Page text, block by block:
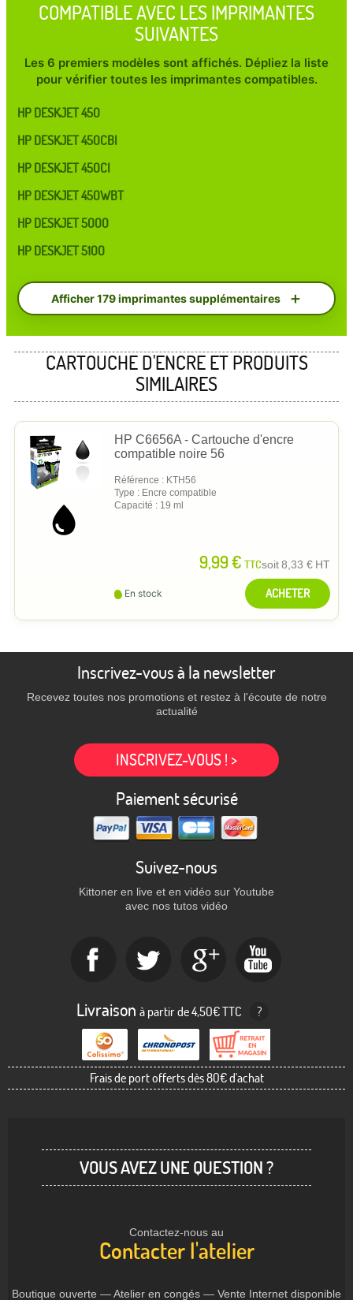
COMPATIBLE AVEC LES IMPRIMANTES
SUIVANTES
Les 6 premiers modèles sont affichés. Dépliez la liste
pour vérifier toutes les imprimantes compatibles.
HP DESKJET 450
HP DESKJET 450CBI
HP DESKJET 450CI
HP DESKJET 450WBT
HP DESKJET 5000
HP DESKJET 5100
Afficher 179 imprimantes supplémentaires
CARTOUCHE D'ENCRE ET PRODUITS
SIMILAIRES
HP C6656A - Cartouche d'encre
compatible noire 56
Référence : KTH56
Type : Encre compatible
Capacité : 19 ml
9,99 € TTCsoit8,33 € HT
En stock ACHETER
Inscrivez-vous à la newsletter
Recevez toutes nos promotions et restez à l'écoute de notre
actualité
INSCRIVEZ-VOUS ! >
Paiement sécurisé
Suivez-nous
Kittoner en live et en vidéo sur Youtube
avec nos tutos vidéo
Livraison à partir de 4,50€ TTC ?
Frais de port offerts dès 80€ d'achat
VOUS AVEZ UNE QUESTION ?
Contactez-nous au
Contacter l'atelier
Boutique ouverte — Atelier en congés — Vente Internet disponible